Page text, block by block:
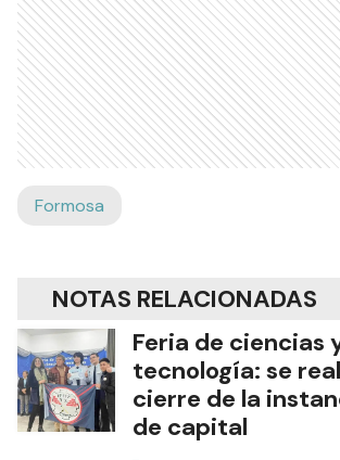
Formosa
NOTAS RELACIONADAS
Feria de ciencias
tecnología: se
cierre de la
de capital